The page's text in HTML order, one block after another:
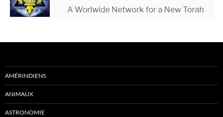
AMÉRINDIENS
ANIMAUX
ASTRONOMIE